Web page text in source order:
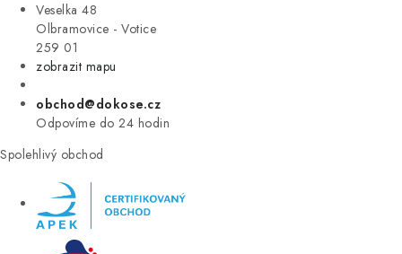
Veselka 48
Olbramovice - Votice
259 01
zobrazit mapu
obchod@dokose.cz
Odpovíme do 24 hodin
Spolehlivý obchod
VÝPRODEJ
ZNAČKY
Úvod Kontakt Blog
Moje objednávka